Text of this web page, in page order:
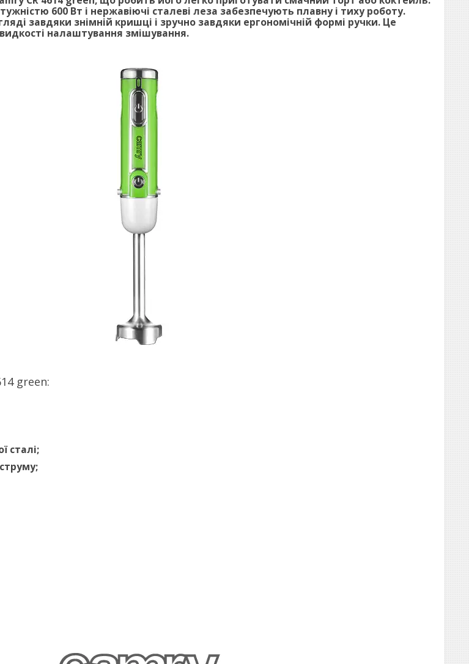
600 Вт і нержавіючі сталеві леза забезпечують плавну і тиху роботу.
завдяки знімній кришці і зручно завдяки ергономічній формі ручки. Це
налаштування змішування.
green:
сталі;